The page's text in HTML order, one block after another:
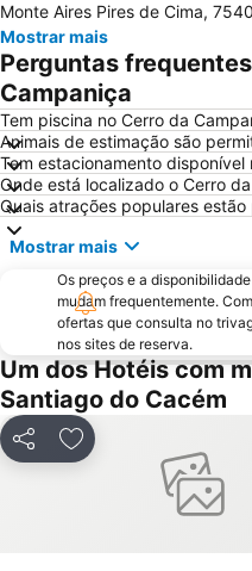
Praia das Furnas
da Samoqueira
Cascatas de Vila Nova de Milfontes
do Malhão
Moinho de Vento da Longueira
Vasco da Gama
Pego
Mina de Ciência - Centro de Ciência Viva do Lousal
Cabo Sardão
Fonte do Cortiço Beach
Forte de São Clemente - Milfontes
Museu Mineiro de Lousal
do Farol
Canto Mosqueiro Beach
Monte Aires Pires de Cima,
Mostrar mais
Perguntas
Campaniça
Tem piscina no Cerro da
Animais de estimação são
Tem estacionamento disponível
Onde está localizado o Cerro
Quais atrações populares
Mostrar mais
Os preços e a
mudam frequentemente.
ofertas que consulta no
nos sites de reserva.
Um dos Hotéis com
Santiago do Cacém
PartilharAdicionar aos